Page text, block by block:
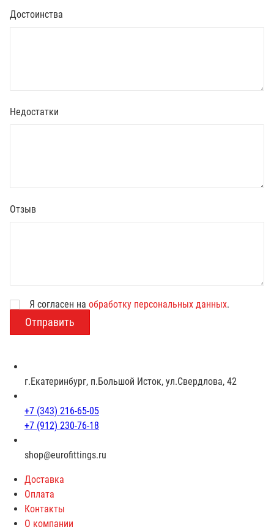
Достоинства
Недостатки
Отзыв
з
Я согласен на обработку персональных данных.
г.Екатеринбург, п.Большой Исток, ул.Свердлова, 42
+7 (343) 216-65-05
+7 (912) 230-76-18
shop@eurofittings.ru
Доставка
Оплата
Контакты
О компании